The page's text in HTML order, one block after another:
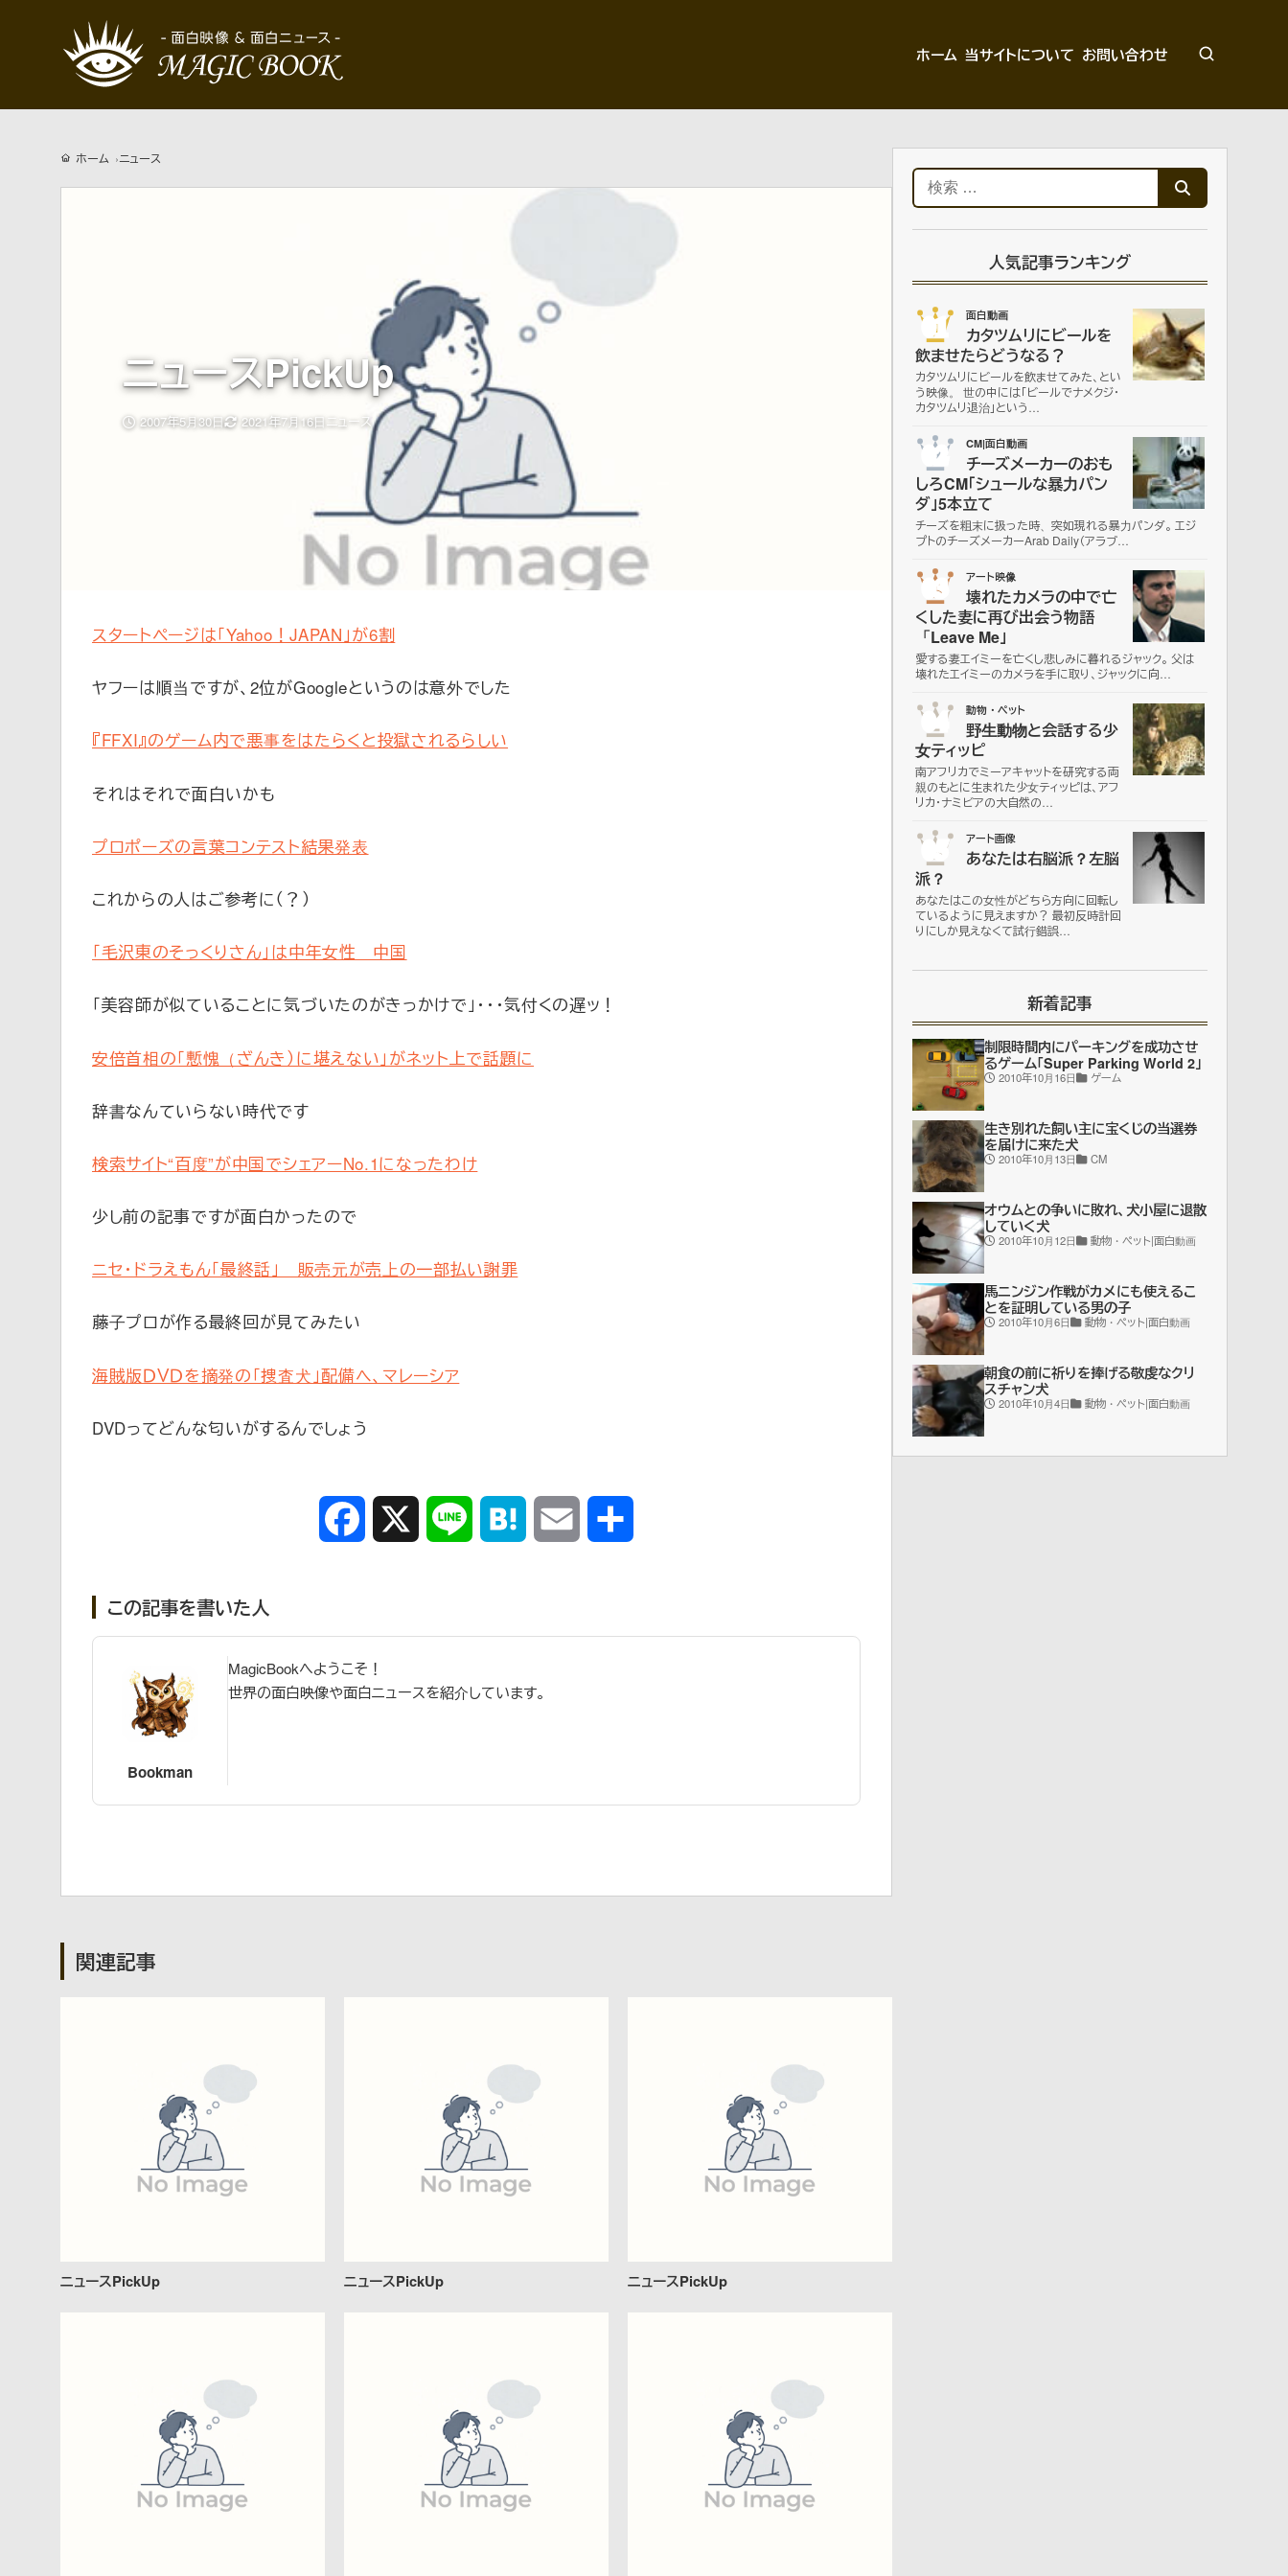
ホーム 当サイトについて お問い合わせ
ホーム ニュース
ニュースPickUp
2007年5月30日 2021年7月16日更
ニュース
スタートページは「Yahoo！JAPAN」が6割
ヤフーは順当ですが、2位がGoogleというのは意外でした
『FFXI』のゲーム内で悪事をはたらくと投獄されるらしい
それはそれで面白いかも
プロポーズの言葉コンテスト結果発表
これからの人はご参考に（？）
「毛沢東のそっくりさん」は中年女性 中国
「美容師が似ていることに気づいたのがきっかけで」・・・気付くの遅ッ！
安倍首相の「慙愧（ざんき）に堪えない」がネット上で話題に
辞書なんていらない時代です
検索サイト“百度”が中国でシェアーNo.1になったわけ
少し前の記事ですが面白かったので
ニセ・ドラえもん「最終話」 販売元が売上の一部払い謝罪
藤子プロが作る最終回が見てみたい
海賊版ＤＶＤを摘発の「捜査犬」配備へ、マレーシア
DVDってどんな匂いがするんでしょう
Facebook Line Hatena Email
この記事を書いた人
Bookman
MagicBookへようこそ！
世界の面白映像や面白ニュースを紹介しています。
関連記事
ニュースPickUp ニュースPickUp ニュースPickUp
検
索:
人気記事ランキング
01 面白動画
カタツムリにビールを
飲ませたらどうなる？
カタツムリにビールを飲ませてみた、とい
う映像。 世の中には「ビールでナメクジ・
カタツムリ退治」という…
02 CM|面白動画
チーズメーカーのおも
しろCM「シュールな暴力パン
ダ」5本立て
チーズを粗末に扱った時、突如現れる暴力パンダ。 エジ
プトのチーズメーカーArab Daily（アラブ…
03 アート映像
壊れたカメラの中で亡
くした妻に再び出会う物語
「Leave Me」
愛する妻エイミーを亡くし悲しみに暮れるジャック。 父は
壊れたエイミーのカメラを手に取り、ジャックに向…
04 動物・ペット
野生動物と会話する少
女ティッピ
南アフリカでミーアキャットを研究する両
親のもとに生まれた少女ティッピは、アフ
リカ・ナミビアの大自然の…
05 アート画像
あなたは右脳派？左脳
派？
あなたはこの女性がどちら方向に回転し
ているように見えますか？ 最初反時計回
りにしか見えなくて試行錯誤…
新着記事
制限時間内にパーキングを成功させ
るゲーム「Super Parking World 2」
2010年10月16日 ゲーム
生き別れた飼い主に宝くじの当選券
を届けに来た犬
2010年10月13日 CM
オウムとの争いに敗れ、犬小屋に退散
していく犬
2010年10月12日 動物・ペット|面白動画
馬ニンジン作戦がカメにも使えるこ
とを証明している男の子
2010年10月6日 動物・ペット|面白動画
朝食の前に祈りを捧げる敬虔なクリ
スチャン犬
2010年10月4日 動物・ペット|面白動画